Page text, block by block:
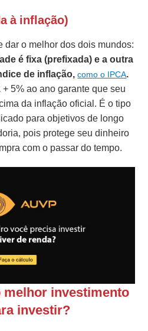
à inflação)
dar o melhor dos dois mundos:
é fixa (prefixada) e a outra
de inflação,como o IPCA.
5% ao ano garante que seu
da inflação oficial. É o tipo
para objetivos de longo
pois protege seu dinheiro
com o passar do tempo.
investimento
investir?